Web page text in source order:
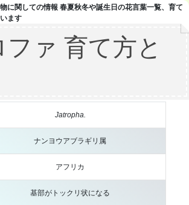
に関しての情報 春夏秋冬や誕生日の花言葉一覧、育て
ます
ァ 育て方と
Jatropha.
ナンヨウアブラギリ属
アフリカ
基部がトックリ状になる